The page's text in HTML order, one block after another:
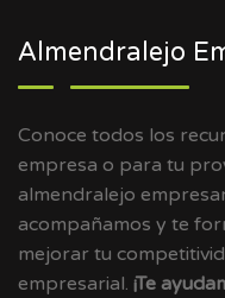
Almendralejo
Conoce todos los
empresa o para tu
almendralejo
acompañamos y te
mejorar tu
empresarial. ¡Te